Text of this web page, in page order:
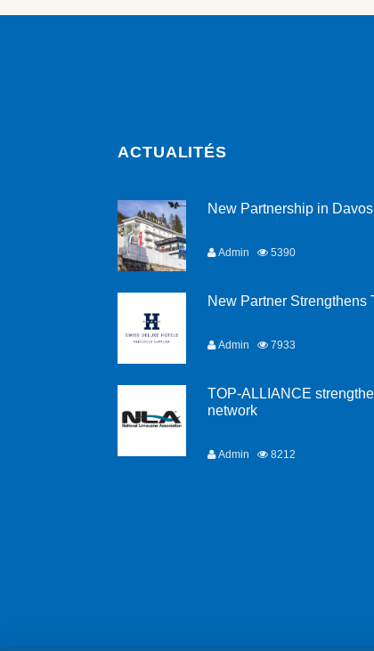
ACTUALITÉS
New Partnership in
Admin 5390
New Partner Strengthens
Admin 7933
TOP-ALLIANCE
network
Admin 8212